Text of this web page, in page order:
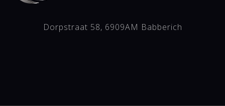
Dorpstraat 58, 6909AM Babberich